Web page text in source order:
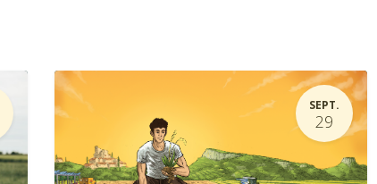
SEPT.
29